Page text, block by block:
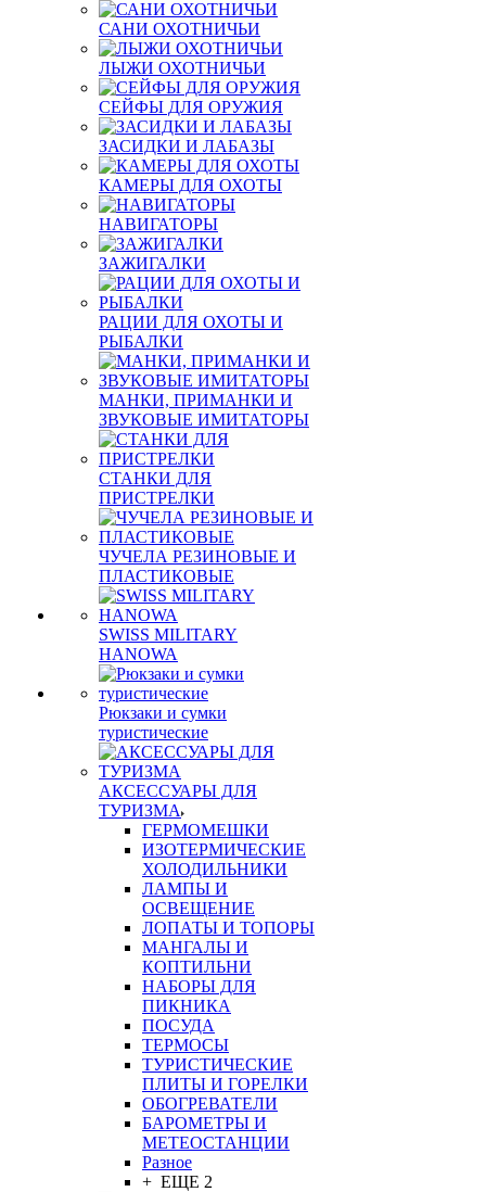
САНИ ОХОТНИЧЬИ
ЛЫЖИ ОХОТНИЧЬИ
СЕЙФЫ ДЛЯ ОРУЖИЯ
ЗАСИДКИ И ЛАБАЗЫ
КАМЕРЫ ДЛЯ ОХОТЫ
НАВИГАТОРЫ
ЗАЖИГАЛКИ
РАЦИИ ДЛЯ ОХОТЫ И
РЫБАЛКИ
МАНКИ, ПРИМАНКИ И
ЗВУКОВЫЕ ИМИТАТОРЫ
СТАНКИ ДЛЯ
ПРИСТРЕЛКИ
ЧУЧЕЛА РЕЗИНОВЫЕ И
ПЛАСТИКОВЫЕ
SWISS MILITARY
HANOWA
Рюкзаки и сумки
туристические
АКСЕССУАРЫ ДЛЯ
ТУРИЗМА
ГЕРМОМЕШКИ
ИЗОТЕРМИЧЕСКИЕ
ХОЛОДИЛЬНИКИ
ЛАМПЫ И
ОСВЕЩЕНИЕ
ЛОПАТЫ И ТОПОРЫ
МАНГАЛЫ И
КОПТИЛЬНИ
НАБОРЫ ДЛЯ
ПИКНИКА
ПОСУДА
ТЕРМОСЫ
ТУРИСТИЧЕСКИЕ
ПЛИТЫ И ГОРЕЛКИ
ОБОГРЕВАТЕЛИ
БАРОМЕТРЫ И
МЕТЕОСТАНЦИИ
Разное
+ ЕЩЕ 2